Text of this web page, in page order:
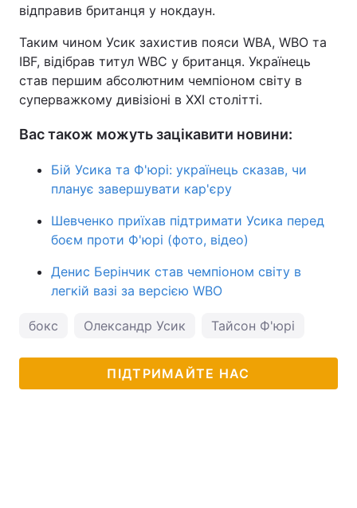
відправив британця у нокдаун.
Таким чином Усик захистив пояси WBA, WBO та
IBF, відібрав титул WBC у британця. Українець
став першим абсолютним чемпіоном світу в
суперважкому дивізіоні в XXI столітті.
Вас також можуть зацікавити новини:
Бій Усика та Ф'юрі: українець сказав, чи
планує завершувати кар'єру
Шевченко приїхав підтримати Усика перед
боєм проти Ф'юрі (фото, відео)
Денис Берінчик став чемпіоном світу в
легкій вазі за версією WBO
бокс Олександр Усик Тайсон Ф'юрі
ПІДТРИМАЙТЕ НАС